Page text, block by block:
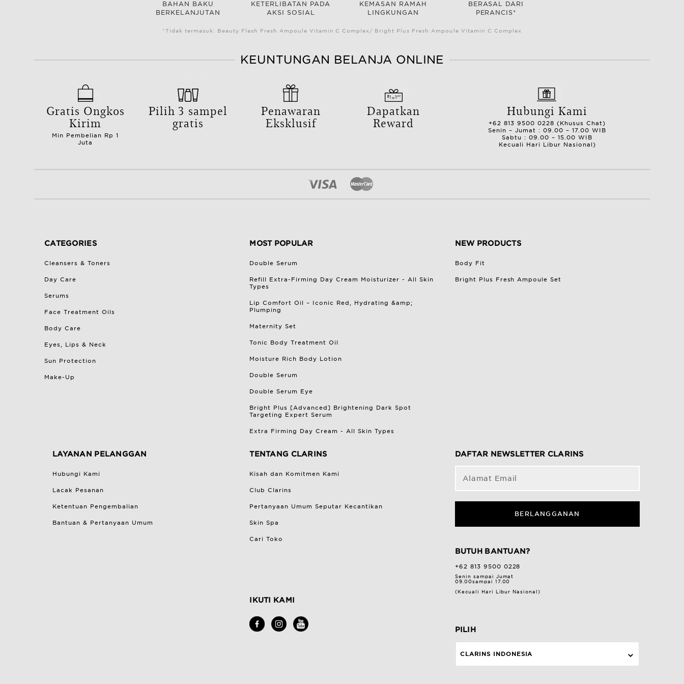
BAHAN BAKU
BERKELANJUTAN
KETERLIBATAN PADA
AKSI SOSIAL
KEMASAN RAMAH
LINGKUNGAN
BERASAL DARI
PERANCIS*
*Tidak termasuk: Beauty Flash Fresh Ampoule Vitamin C Complex/ Bright Plus Fresh Ampoule Vitamin C Complex
KEUNTUNGAN BELANJA ONLINE
Gratis Ongkos
Kirim
Min Pembelian Rp 1
Juta
Pilih 3 sampel
gratis
Penawaran
Eksklusif
Dapatkan
Reward
Hubungi Kami
+62 813 9500 0228 (Khusus Chat)
Senin – Jumat : 09.00 – 17.00 WIB
Sabtu : 09.00 – 15.00 WIB
Kecuali Hari Libur Nasional)
CATEGORIES
Cleansers & Toners
Day Care
Serums
Face Treatment Oils
Body Care
Eyes, Lips & Neck
Sun Protection
Make-Up
MOST POPULAR
Double Serum
Refill Extra-Firming Day Cream Moisturizer - All Skin
Types
Lip Comfort Oil – Iconic Red, Hydrating &amp;
Plumping
Maternity Set
Tonic Body Treatment Oil
Moisture Rich Body Lotion
Double Serum
Double Serum Eye
Bright Plus [Advanced] Brightening Dark Spot
Targeting Expert Serum
Extra Firming Day Cream - All Skin Types
NEW PRODUCTS
Body Fit
Bright Plus Fresh Ampoule Set
LAYANAN PELANGGAN
Hubungi Kami
Lacak Pesanan
Ketentuan Pengembalian
Bantuan & Pertanyaan Umum
TENTANG CLARINS
Kisah dan Komitmen Kami
Club Clarins
Pertanyaan Umum Seputar Kecantikan
Skin Spa
Cari Toko
IKUTI KAMI
DAFTAR NEWSLETTER CLARINS
Alamat Email
BERLANGGANAN
BUTUH BANTUAN?
+62 813 9500 0228
Senin sampai Jumat
09.00sampai 17.00
(Kecuali Hari Libur Nasional)
PILIH
CLARINS INDONESIA